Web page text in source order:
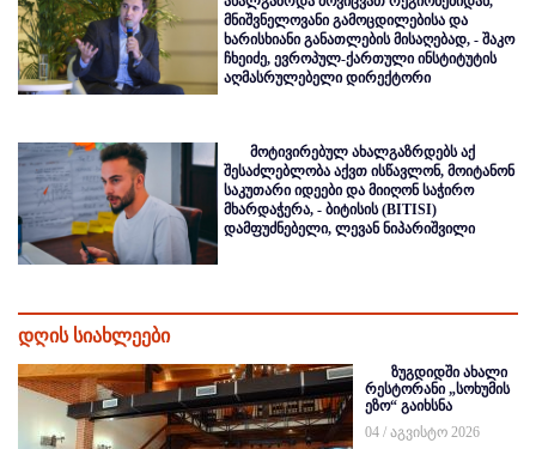
მნიშვნელოვანი გამოცდილებისა და
ხარისხიანი განათლების მისაღებად, - შაკო
ჩხეიძე, ევროპულ-ქართული ინსტიტუტის
აღმასრულებელი დირექტორი
მოტივირებულ ახალგაზრდებს აქ
შესაძლებლობა აქვთ ისწავლონ, მოიტანონ
საკუთარი იდეები და მიიღონ საჭირო
მხარდაჭერა, - ბიტისის (BITISI)
დამფუძნებელი, ლევან ნიპარიშვილი
დღის სიახლეები
ზუგდიდში ახალი
რესტორანი „სოხუმის
ეზო“ გაიხსნა
04 / აგვისტო 2026